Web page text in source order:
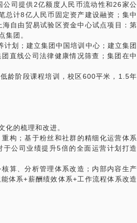
司提供2亿额度人民币流动性和26家公
总计8亿人民币固定资产建设融资；集中
自由贸易试验区资金中心试点项目：第
集团。
划；建立集团中国培训中心；建立集团
直线公司法律健康情况筛查；集团在中
龄阶段课程培训，校区600平米，1.5年
化的梳理和改进。
构；基于粉丝和社群的精细化运营体系
公司业绩提升5倍的全面运营计划打造
算、分析管理体系改造；内部内容生产
体系+薪酬绩效体系+工作流程体系改造